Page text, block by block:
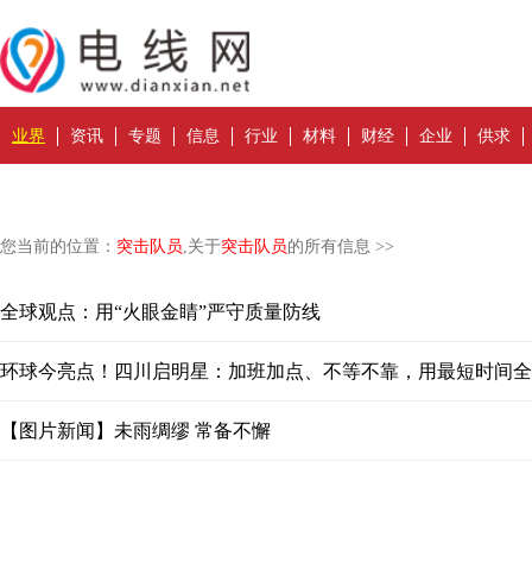
业界 资讯 专题 信息 行业 材料 财经 企业 供求
您当前的位置： 突击队员,关于突击队员的所有信息 >>
全球观点：用“火眼金睛”严守质量防线
环球今亮点！四川启明星：加班加点、不等不靠，用最短时间
【图片新闻】未雨绸缪 常备不懈